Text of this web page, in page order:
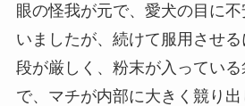
眼の怪我が元で、愛犬の目に
いましたが、続けて服用させ
段が厳しく、粉末が入っている
で、マチが内部に大きく競り